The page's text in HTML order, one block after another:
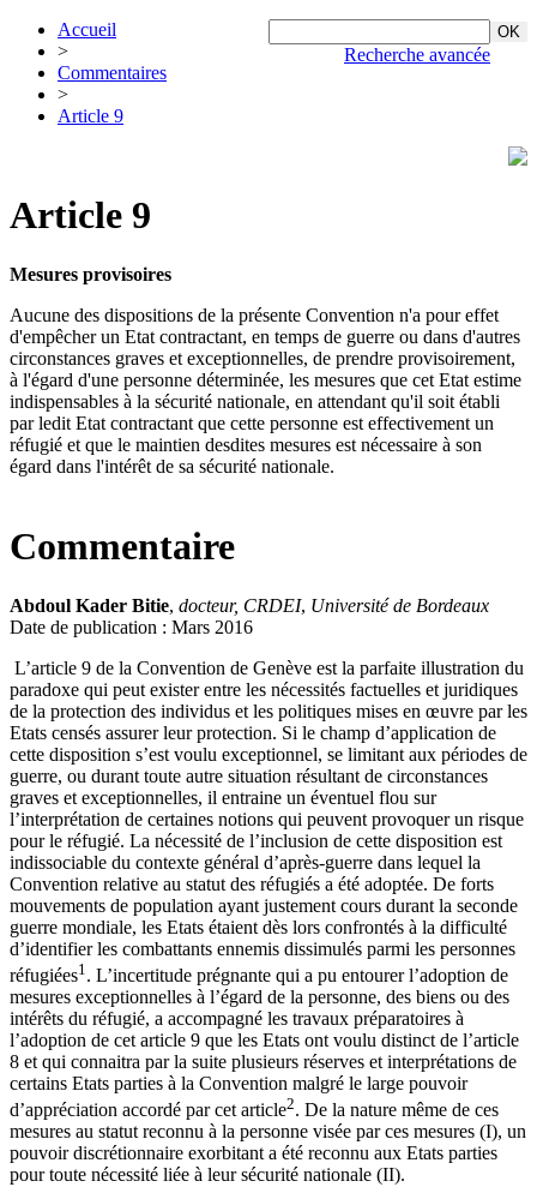
Recherche avancée
Accueil
>
Commentaires
>
Article 9
Article 9
Mesures provisoires
Aucune des dispositions de la présente Convention n'a pour effet
d'empêcher un Etat contractant, en temps de guerre ou dans d'autres
circonstances graves et exceptionnelles, de prendre provisoirement,
à l'égard d'une personne déterminée, les mesures que cet Etat estime
indispensables à la sécurité nationale, en attendant qu'il soit établi
par ledit Etat contractant que cette personne est effectivement un
réfugié et que le maintien desdites mesures est nécessaire à son
égard dans l'intérêt de sa sécurité nationale.
Commentaire
Abdoul Kader Bitie, docteur, CRDEI, Université de Bordeaux
Date de publication : Mars 2016
L’article 9 de la Convention de Genève est la parfaite illustration du
paradoxe qui peut exister entre les nécessités factuelles et juridiques
de la protection des individus et les politiques mises en œuvre par les
Etats censés assurer leur protection. Si le champ d’application de
cette disposition s’est voulu exceptionnel, se limitant aux périodes de
guerre, ou durant toute autre situation résultant de circonstances
graves et exceptionnelles, il entraine un éventuel flou sur
l’interprétation de certaines notions qui peuvent provoquer un risque
pour le réfugié. La nécessité de l’inclusion de cette disposition est
indissociable du contexte général d’après-guerre dans lequel la
Convention relative au statut des réfugiés a été adoptée. De forts
mouvements de population ayant justement cours durant la seconde
guerre mondiale, les Etats étaient dès lors confrontés à la difficulté
d’identifier les combattants ennemis dissimulés parmi les personnes
réfugiées1 . L’incertitude prégnante qui a pu entourer l’adoption de
mesures exceptionnelles à l’égard de la personne, des biens ou des
intérêts du réfugié, a accompagné les travaux préparatoires à
l’adoption de cet article 9 que les Etats ont voulu distinct de l’article
8 et qui connaitra par la suite plusieurs réserves et interprétations de
certains Etats parties à la Convention malgré le large pouvoir
d’appréciation accordé par cet article2. De la nature même de ces
mesures au statut reconnu à la personne visée par ces mesures (I), un
pouvoir discrétionnaire exorbitant a été reconnu aux Etats parties
pour toute nécessité liée à leur sécurité nationale (II).